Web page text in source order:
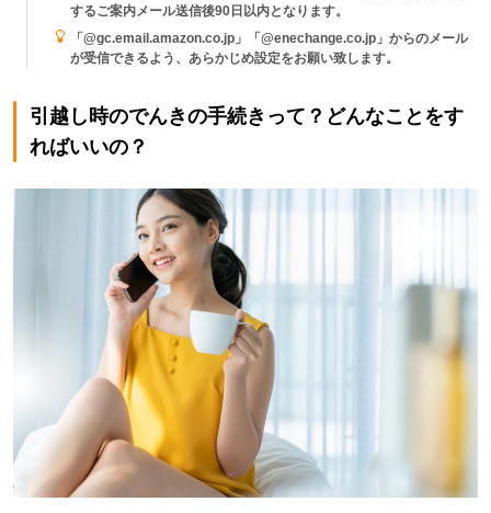
するご案内メール送信後90日以内となります。
「@gc.email.amazon.co.jp」「@enechange.co.jp」からのメール
が受信できるよう、あらかじめ設定をお願い致します。
引越し時のでんきの手続きって？どんなことをす
ればいいの？